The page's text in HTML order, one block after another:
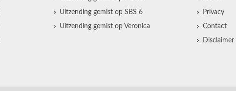
Uitzending gemist op SBS 6
Uitzending gemist op Veronica
Privacy
Contact
Disclaimer